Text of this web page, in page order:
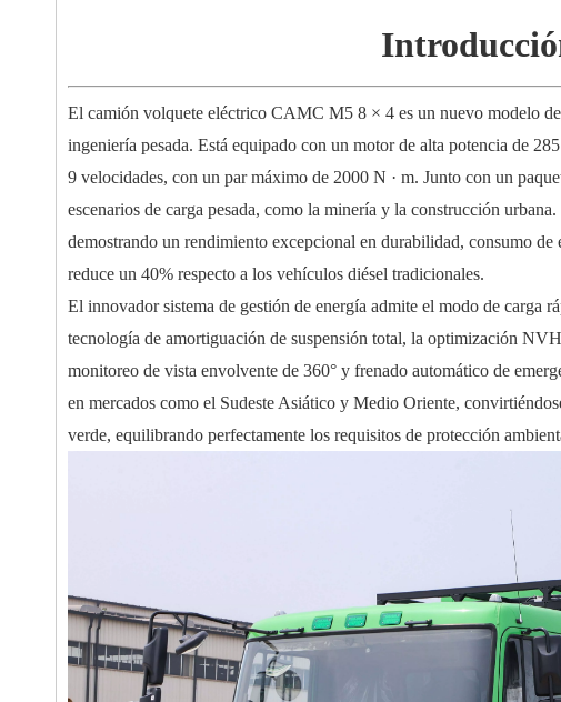
El camión volquete eléctrico CAMC M5 8 × 4 es un nuevo modelo
ingeniería pesada. Está equipado con un motor de alta potencia de
9 velocidades, con un par máximo de 2000 N · m. Junto con un
escenarios de carga pesada, como la minería y la construcción
demostrando un rendimiento excepcional en durabilidad, consumo
reduce un 40% respecto a los vehículos diésel tradicionales.
El innovador sistema de gestión de energía admite el modo de carga
tecnología de amortiguación de suspensión total, la optimización
monitoreo de vista envolvente de 360° y frenado automático de
en mercados como el Sudeste Asiático y Medio Oriente,
verde, equilibrando perfectamente los requisitos de protección